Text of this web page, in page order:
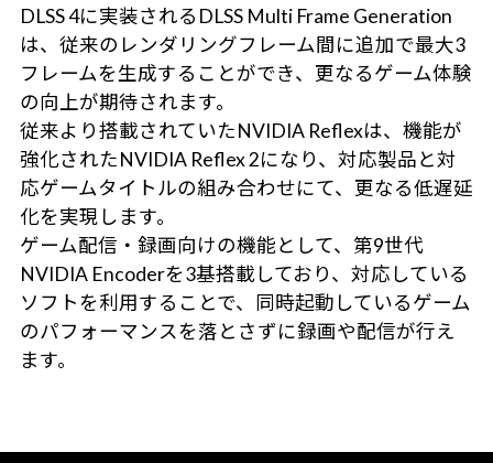
DLSS 4に実装されるDLSS Multi Frame Generation
は、従来のレンダリングフレーム間に追加で最大3
フレームを生成することができ、更なるゲーム体験
の向上が期待されます。
従来より搭載されていたNVIDIA Reflexは、機能が
強化されたNVIDIA Reflex 2になり、対応製品と対
応ゲームタイトルの組み合わせにて、更なる低遅延
化を実現します。
ゲーム配信・録画向けの機能として、第9世代
NVIDIA Encoderを3基搭載しており、対応している
ソフトを利用することで、同時起動しているゲーム
のパフォーマンスを落とさずに録画や配信が行え
ます。